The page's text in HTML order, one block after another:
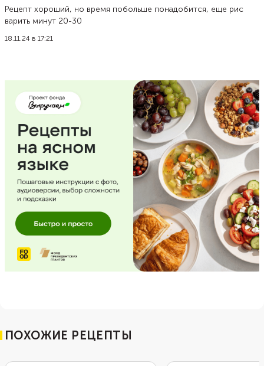
Рецепт хороший, но время побольше понадобится, еще рис
варить минут 20-30
18.11.24 в 17:21
ПОХОЖИЕ РЕЦЕПТЫ